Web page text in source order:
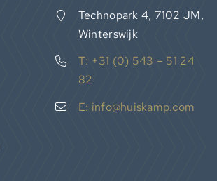
Technopark 4, 7102 JM,
Winterswijk
T: +31 (0) 543 – 51 24
82
E: info@huiskamp.com